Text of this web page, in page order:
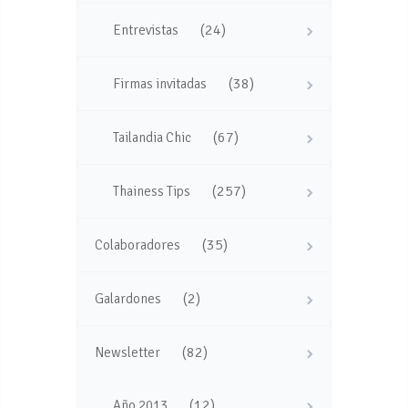
Entrevistas (24)
Firmas invitadas (38)
Tailandia Chic (67)
Thainess Tips (257)
Colaboradores (35)
Galardones (2)
Newsletter (82)